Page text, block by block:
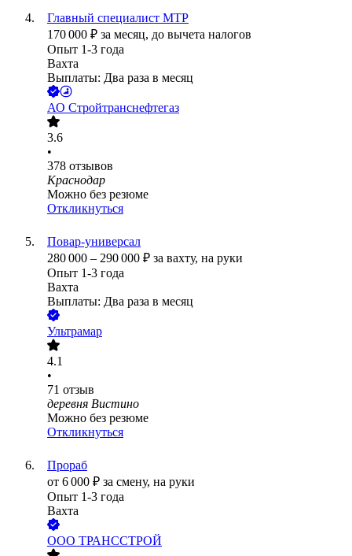
Главный специалист МТР
170 000 ₽ за месяц, до вычета налогов
Опыт 1-3 года
Вахта
Выплаты: Два раза в месяц
АО Стройтранснефтегаз
3.6
•
378 отзывов
Краснодар
Можно без резюме
Откликнуться
Повар-универсал
280 000 – 290 000 ₽ за вахту, на руки
Опыт 1-3 года
Вахта
Выплаты: Два раза в месяц
Ультрамар
4.1
•
71 отзыв
деревня Вистино
Можно без резюме
Откликнуться
Прораб
от 6 000 ₽ за смену, на руки
Опыт 1-3 года
Вахта
ООО ТРАНССТРОЙ